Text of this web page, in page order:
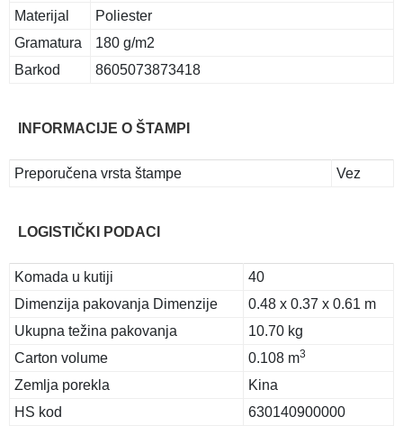
Materijal
Poliester
Gramatura
180 g/m2
Barkod
8605073873418
INFORMACIJE O ŠTAMPI
Preporučena vrsta štampe Vez
LOGISTIČKI PODACI
Komada u kutiji
40
Dimenzija pakovanja Dimenzije
0.48 x 0.37 x 0.61 m
Ukupna težina pakovanja
10.70 kg
Carton volume
0.108 m3
Zemlja porekla
Kina
HS kod
630140900000